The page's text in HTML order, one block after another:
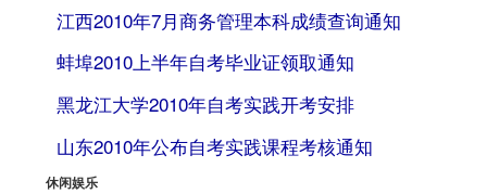
江西2010年7月商务管理本科成绩查询通知
蚌埠2010上半年自考毕业证领取通知
黑龙江大学2010年自考实践开考安排
山东2010年公布自考实践课程考核通知
休闲娱乐